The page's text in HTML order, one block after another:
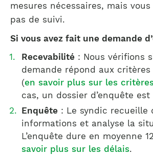
mesures nécessaires, mais
pas de suivi.
Si vous avez fait une demande
Recevabilité: Nous vérifions
demande répond aux
(en savoir plus sur les
cas, un dossier d’enquête est
Enquête: Le syndic recueille
informations et analyse la
L’enquête dure en moyenne
savoir plus sur les délais.